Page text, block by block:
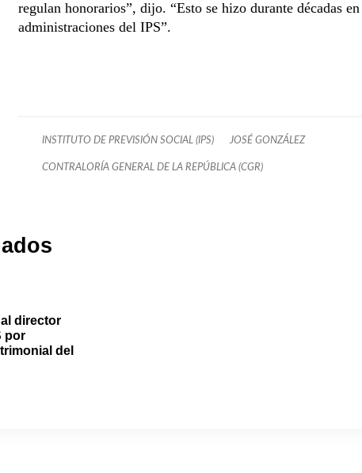
regulan honorarios”, dijo. “Esto se hizo durante décadas
administraciones del IPS”.
INSTITUTO DE PREVISIÓN SOCIAL (IPS) JOSÉ GONZÁLEZ
CONTRALORÍA GENERAL DE LA REPÚBLICA (CGR)
director
por
del